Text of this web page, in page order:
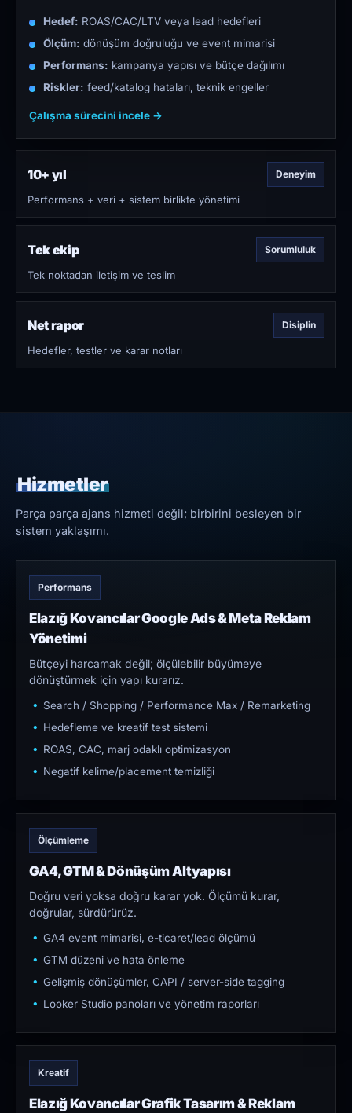
Hedef: ROAS/CAC/LTV veya lead hedefleri
Ölçüm: dönüşüm doğruluğu ve event mimarisi
Performans: kampanya yapısı ve bütçe dağılımı
Riskler: feed/katalog hataları, teknik engeller
Çalışma sürecini incele →
10+ yıl Deneyim
Performans + veri + sistem birlikte yönetimi
Tek ekip Sorumluluk
Tek noktadan iletişim ve teslim
Net rapor Disiplin
Hedefler, testler ve karar notları
Hizmetler
Parça parça ajans hizmeti değil; birbirini besleyen bir
sistem yaklaşımı.
Performans
Elazığ Kovancılar Google Ads & Meta Reklam
Yönetimi
Bütçeyi harcamak değil; ölçülebilir büyümeye
dönüştürmek için yapı kurarız.
Search / Shopping / Performance Max / Remarketing
Hedefleme ve kreatif test sistemi
ROAS, CAC, marj odaklı optimizasyon
Negatif kelime/placement temizliği
Ölçümleme
GA4, GTM & Dönüşüm Altyapısı
Doğru veri yoksa doğru karar yok. Ölçümü kurar,
doğrular, sürdürürüz.
GA4 event mimarisi, e-ticaret/lead ölçümü
GTM düzeni ve hata önleme
Gelişmiş dönüşümler, CAPI / server-side tagging
Looker Studio panoları ve yönetim raporları
Kreatif
Elazığ Kovancılar Grafik Tasarım & Reklam